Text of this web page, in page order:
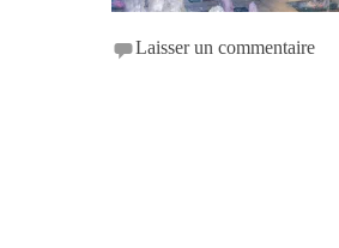
Laisser un commentaire